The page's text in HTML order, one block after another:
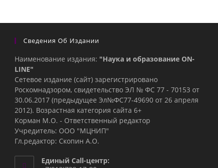
Сведения Об Издании
Наименование издания: "Наука и образование ON-
LINE"
Сетевое издание (сайт) зарегистрировано
Роскомнадзором, свидетельство ЭЛ № ФС 77 - 70153 от
30.06.2017 (предыдущее Эл№ФC77-49690 от 26 апреля
2012). Возрастная категория сайта 6+
Корман М.О. - Ответственный редактор
Учредитель: ООО "МЦНИП"
Гл.редактор: Скопин А.О.
Единый Call-центр: